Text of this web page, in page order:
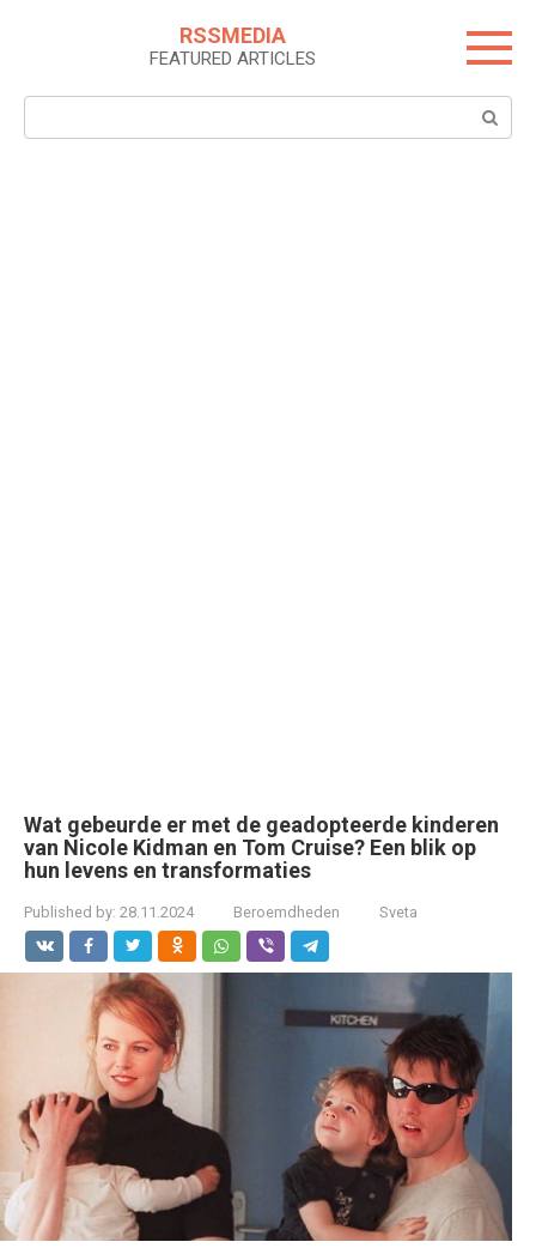
RSSMEDIA
FEATURED ARTICLES
Search:
Wat gebeurde er met de geadopteerde kinderen
van Nicole Kidman en Tom Cruise? Een blik op
hun levens en transformaties
Published by: 28.11.2024 Beroemdheden Sveta